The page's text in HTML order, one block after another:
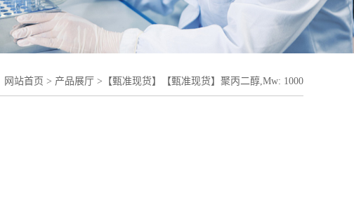
网站首页 > 产品展厅 > 【甄准现货】【甄准现货】聚丙二醇,Mw: 1000